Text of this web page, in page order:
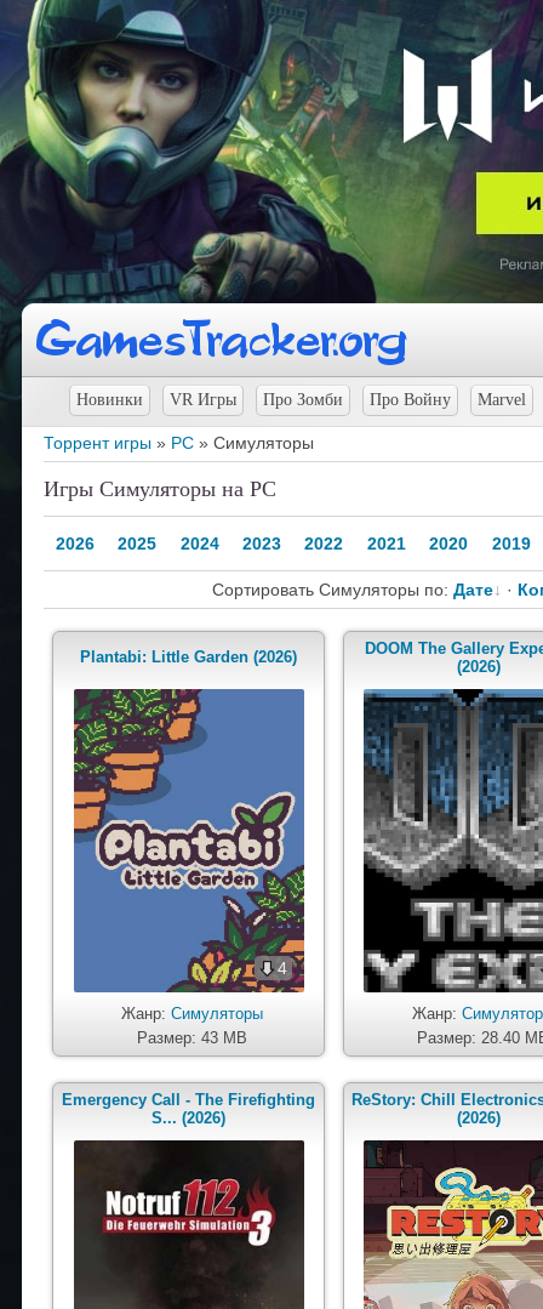
Новинки VR Игры Про Зомби Про Войну Marvel
Торрент игры » PC » Симуляторы
Игры Симуляторы на PC
2026 2025 2024 2023 2022 2021 2020 2019
Сортировать Симуляторы по: Дате ·
Plantabi: Little Garden (2026)
4
Жанр:Симуляторы
Размер: 43 MB
DOOM The Gallery
(2026)
Жанр:
Размер: 28.40
Emergency Call - The Firefighting
S... (2026)
ReStory: Chill
(2026)